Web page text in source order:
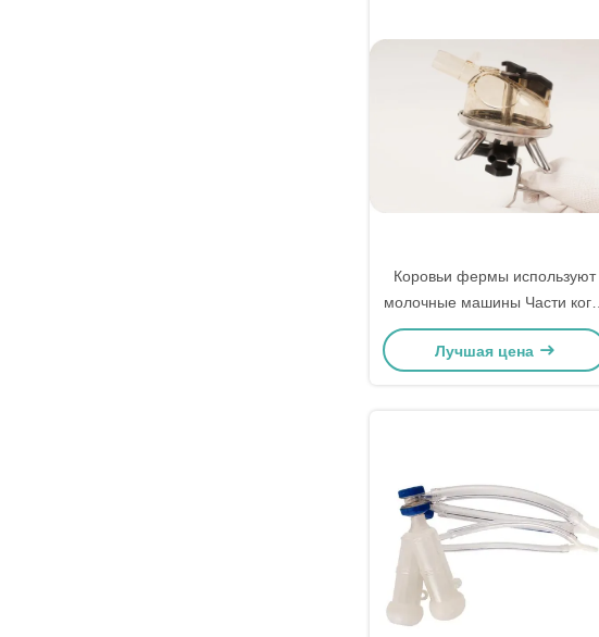
Коровьи фермы используют
молочные машины Части когти
300cc PPSU материал без
клапана
Лучшая цена